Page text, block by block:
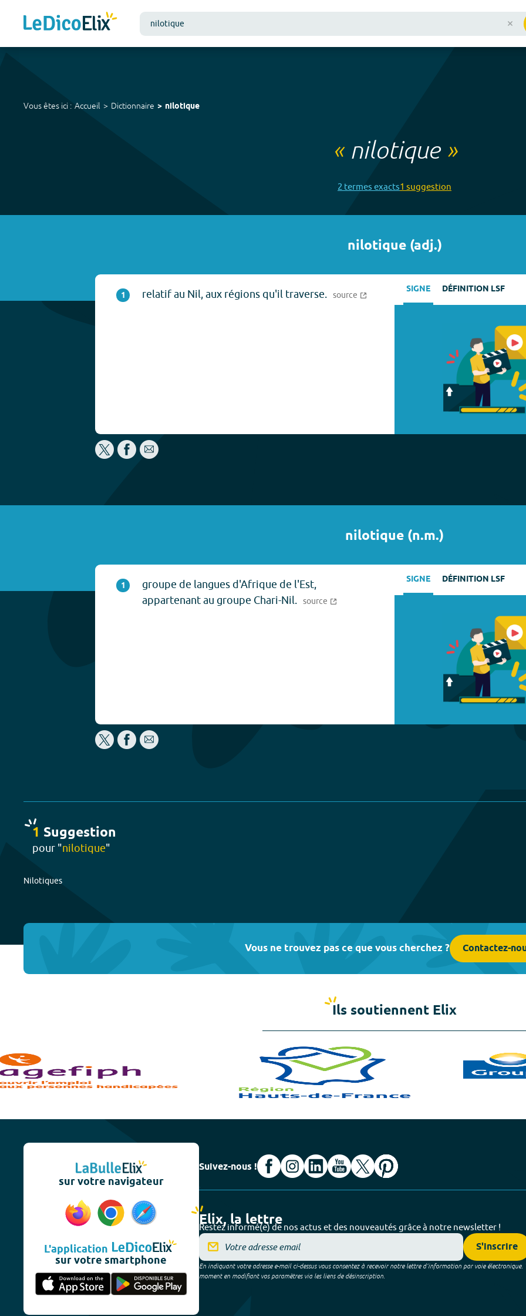
Vous êtes ici : Accueil Dictionnaire nilotique
« nilotique»
2 termes exacts1 suggestion
nilotique(adj.)
1 relatif au Nil, aux régions qu'il traverse. source SIGNE DÉFINITION LSF
nilotique (n.m.)
1
groupe de langues d'Afrique de l'Est,
appartenant au groupe Chari-Nil. source
SIGNE DÉFINITION LSF
1 Suggestion
pour "nilotique"
Nilotiques
Vous ne trouvez pas ce que vous cherchez ? Contactez-
Ils soutiennent Elix
sur votre navigateur
L'application
sur votre smartphone
Suivez-nous !
Elix, la lettre
Restez informé(e) de nos actus et des nouveautés grâce à notre newsletter !
S'inscrire
En indiquant votre adresse e-mail ci-dessus vous consentez à recevoir notre lettre d’information par voie électronique.
moment en modifiant vos paramètres via les liens de désinscription.